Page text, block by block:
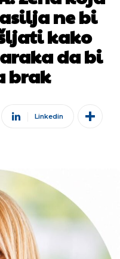
ne bi
kako
da bi
brak
Linkedin